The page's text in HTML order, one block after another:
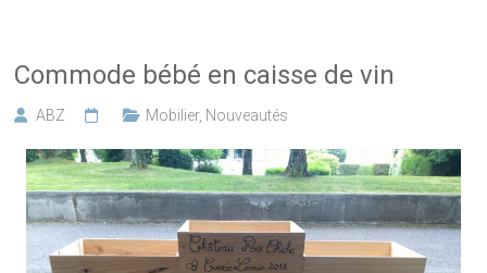
Commode bébé en caisse de vin
ABZ Mobilier, Nouveautés